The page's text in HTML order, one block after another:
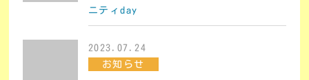
ニティday
2023.07.24
お知らせ